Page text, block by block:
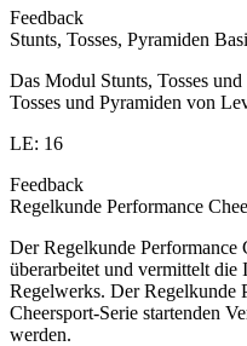
Feedback
Stunts, Tosses, Pyramiden
Das Modul Stunts, Tosses
Tosses und Pyramiden von
LE: 16
Feedback
Regelkunde Performance
Der Regelkunde
überarbeitet und vermittelt
Regelwerks. Der Regelkunde
Cheersport-Serie startenden
werden.